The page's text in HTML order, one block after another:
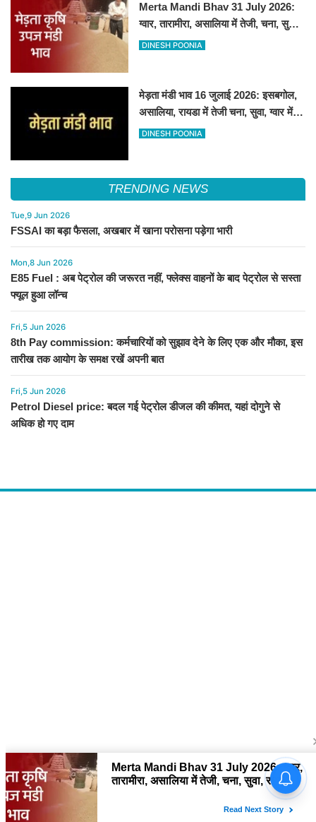
Merta Mandi Bhav 31 July 2026:
ग्वार, तारामीरा, असालिया में तेजी, चना, सुवा,
रायड़ा मंदे बिके
DINESH POONIA
मेड़ता मंडी भाव 16 जुलाई 2026: इसबगोल,
असालिया, रायडा में तेजी चना, सुवा, ग्वार में
आई गिरावट
DINESH POONIA
TRENDING NEWS
Tue,9 Jun 2026
FSSAI का बड़ा फैसला, अखबार में खाना परोसना पड़ेगा भारी
Mon,8 Jun 2026
E85 Fuel : अब पेट्रोल की जरूरत नहीं, फ्लेक्स वाहनों के बाद पेट्रोल से सस्ता
फ्यूल हुआ लॉन्च
Fri,5 Jun 2026
8th Pay commission: कर्मचारियों को सुझाव देने के लिए एक और मौका, इस
तारीख तक आयोग के समक्ष रखें अपनी बात
Fri,5 Jun 2026
Petrol Diesel price: बदल गई पेट्रोल डीजल की कीमत, यहां दोगुने से
अधिक हो गए दाम
Follow Us
Copyright © 2026 The Chopal. All rights Reserved.